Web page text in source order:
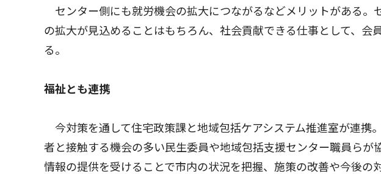
センター側にも就労機会の拡大につながるなどメリットがある。
の拡大が見込めることはもちろん、社会貢献できる仕事として、会
る。
福祉とも連携
今対策を通して住宅政策課と地域包括ケアシステム推進室が連携
者と接触する機会の多い民生委員や地域包括支援センター職員らが
情報の提供を受けることで市内の状況を把握、施策の改善や今後の